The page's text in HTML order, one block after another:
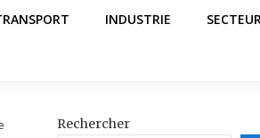
INDUSTRIE
Rechercher